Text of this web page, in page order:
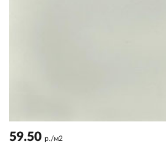
59.50 р./м2